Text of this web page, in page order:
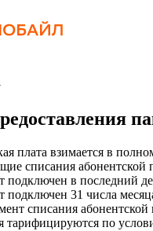
плата взимается в
списания абонентской
подключен в последний
подключен 31 числа
списания абонентской
тарифицируются по